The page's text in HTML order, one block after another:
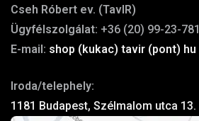
Cseh Róbert ev. (TavIR)
Ügyfélszolgálat: +36 (20) 99-23-781
E-mail: shop (kukac) tavir (pont) hu
Iroda/telephely:
1181 Budapest, Szélmalom utca 13.